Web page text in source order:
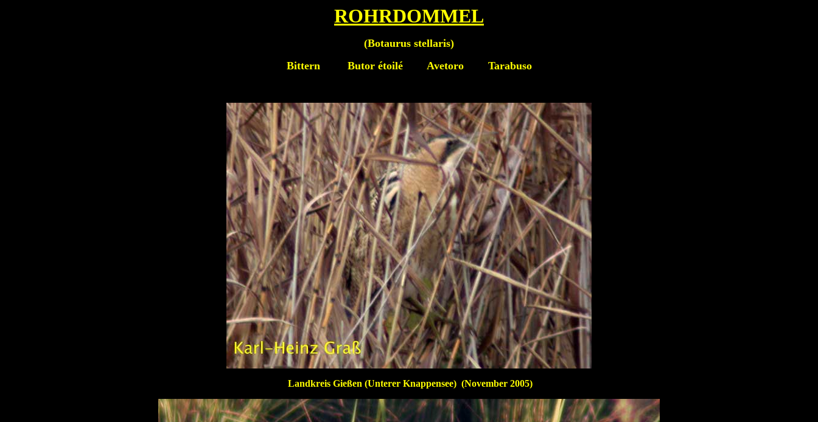
ROHRDOMMEL
(Botaurus stellaris)
Bittern
Butor étoilé Avetoro Tarabuso
Landkreis Gießen (Unterer Knappensee) (November 2005)